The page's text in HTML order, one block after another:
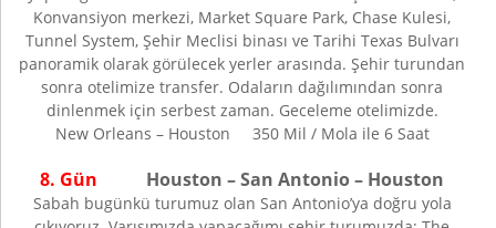
Konvansiyon merkezi, Market Square Park, Chase Kulesi,
Tunnel System, Şehir Meclisi binası ve Tarihi Texas Bulvarı
panoramik olarak görülecek yerler arasında. Şehir turundan
sonra otelimize transfer. Odaların dağılımından sonra
dinlenmek için serbest zaman. Geceleme otelimizde.
New Orleans – Houston 350 Mil / Mola ile 6 Saat
8. Gün Houston – San Antonio – Houston
Sabah bugünkü turumuz olan San Antonio’ya doğru yola